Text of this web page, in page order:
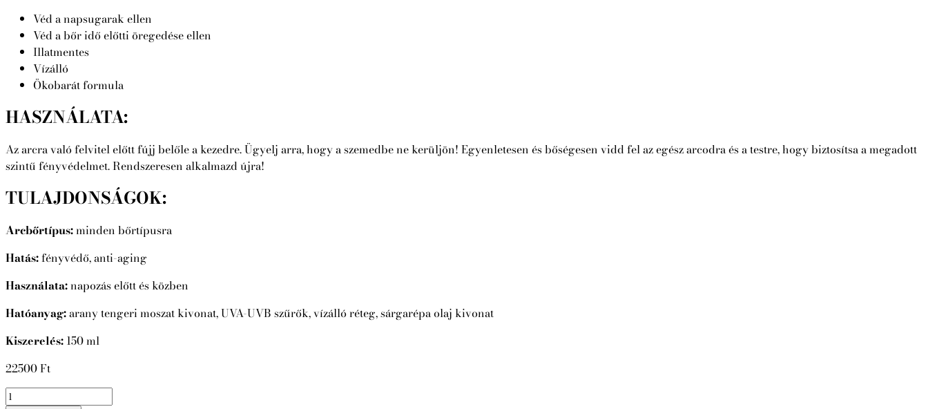
Véd a napsugarak ellen
Véd a bőr idő előtti öregedése ellen
Illatmentes
Vízálló
Ökobarát formula
HASZNÁLATA:
Az arcra való felvitel előtt fújj belőle a kezedre. Ügyelj arra, hogy a szemedbe ne kerüljön! Egyenletesen és bőségesen vidd fel az egész arcodra és a testre, hogy biztosítsa a megadott
szintű fényvédelmet. Rendszeresen alkalmazd újra!
TULAJDONSÁGOK:
Arcbőrtípus:minden bőrtípusra
Hatás:fényvédő, anti-aging
Használata:napozás előtt és közben
Hatóanyag:arany tengeri moszat kivonat, UVA-UVB szűrők, vízálló réteg, sárgarépa olaj kivonat
Kiszerelés: 150 ml
22500Ft
Bi-